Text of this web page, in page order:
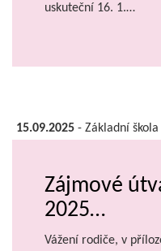
uskuteční 16. 1.…
15.09.2025 - Základní škola
Zájmové
2025…
Vážení rodiče, v